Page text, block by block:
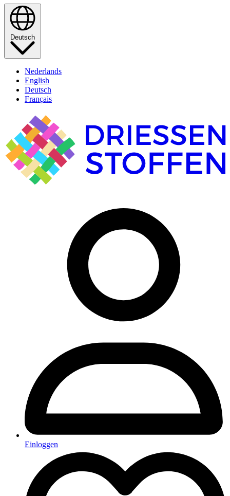
Deutsch
Nederlands
English
Deutsch
Français
Einloggen